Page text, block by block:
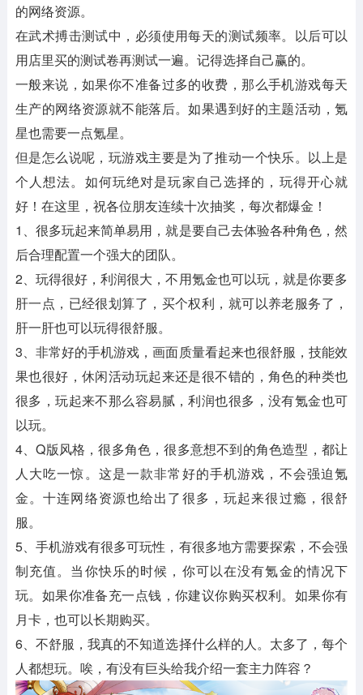
的网络资源。
在武术搏击测试中，必须使用每天的测试频率。以后可以
用店里买的测试卷再测试一遍。记得选择自己赢的。
一般来说，如果你不准备过多的收费，那么手机游戏每天
生产的网络资源就不能落后。如果遇到好的主题活动，氪
星也需要一点氪星。
但是怎么说呢，玩游戏主要是为了推动一个快乐。以上是
个人想法。如何玩绝对是玩家自己选择的，玩得开心就
好！在这里，祝各位朋友连续十次抽奖，每次都爆金！
1、很多玩起来简单易用，就是要自己去体验各种角色，然
后合理配置一个强大的团队。
2、玩得很好，利润很大，不用氪金也可以玩，就是你要多
肝一点，已经很划算了，买个权利，就可以养老服务了，
肝一肝也可以玩得很舒服。
3、非常好的手机游戏，画面质量看起来也很舒服，技能效
果也很好，休闲活动玩起来还是很不错的，角色的种类也
很多，玩起来不那么容易腻，利润也很多，没有氪金也可
以玩。
4、Q版风格，很多角色，很多意想不到的角色造型，都让
人大吃一惊。这是一款非常好的手机游戏，不会强迫氪
金。十连网络资源也给出了很多，玩起来很过瘾，很舒
服。
5、手机游戏有很多可玩性，有很多地方需要探索，不会强
制充值。当你快乐的时候，你可以在没有氪金的情况下
玩。如果你准备充一点钱，你建议你购买权利。如果你有
月卡，也可以长期购买。
6、不舒服，我真的不知道选择什么样的人。太多了，每个
人都想玩。唉，有没有巨头给我介绍一套主力阵容？